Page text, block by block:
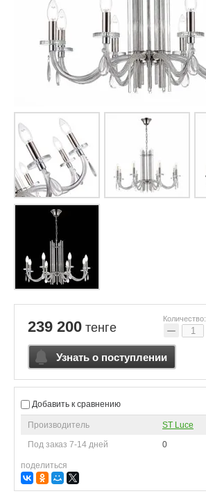
239 200 тенге
Количество:
−
Узнать о поступлении
Добавить к сравнению
Производитель
ST Luce
Под заказ 7-14 дней
0
поделиться